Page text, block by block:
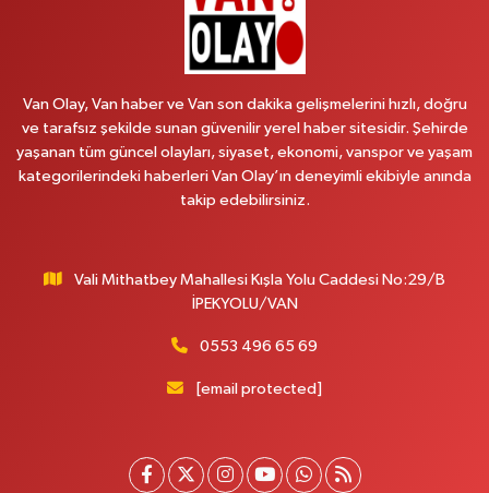
BEYAZIT MAH.ZEYLAN CADDESİ OKYANUS GİYİM YANI NO:1
Afşar Eczanesi
Kazım Karabekir cad.Eski Araştırma Hastanesi karşısı (kent park karşısı )
Gürpınar Eczanesi
Akpınar Mah. Milli Egemenlik Cad.No:7 A
Yol Tarifi Al
0 (432) 215 77 65 Yol Tarifi Al
Van Olay, Van haber ve Van son dakika gelişmelerini hızlı, doğru
ve tarafsız şekilde sunan güvenilir yerel haber sitesidir. Şehirde
yaşanan tüm güncel olayları, siyaset, ekonomi, vanspor ve yaşam
kategorilerindeki haberleri Van Olay’ın deneyimli ekibiyle anında
takip edebilirsiniz.
Vali Mithatbey Mahallesi Kışla Yolu Caddesi No:29/B
İPEKYOLU/VAN
0553 496 65 69
[email protected]